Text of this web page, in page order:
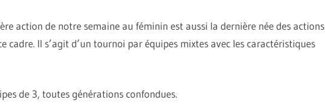
action de notre semaine au féminin est aussi la dernière née des actions
cadre. Il s’agit d’un tournoi par équipes mixtes avec les caractéristiques
de 3, toutes générations confondues.